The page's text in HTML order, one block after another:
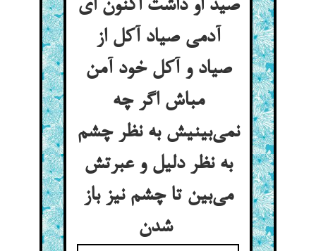
صید او داشت اکنون ای
آدمی صیاد آکل از
صیاد و آکل خود آمن
مباش اگر چه
نمی‌بینیش به نظر چشم
به نظر دلیل و عبرتش
می‌بین تا چشم نیز باز
شدن